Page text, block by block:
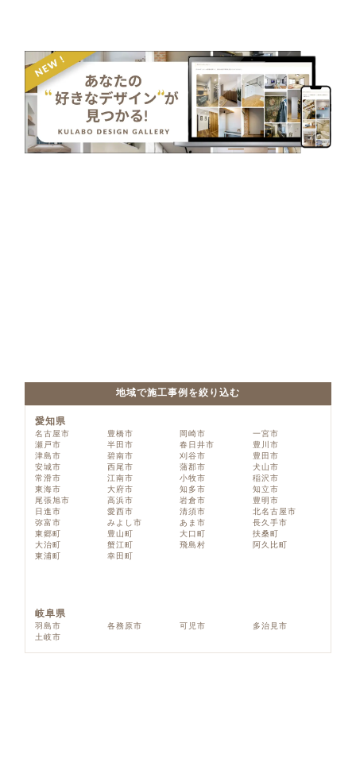
地域で施工事例を絞り込む
愛知県
名古屋市 豊橋市 岡崎市
一宮市
瀬戸市
半田市 春日井市
豊川市
津島市
碧南市 刈谷市
豊田市
安城市
西尾市 蒲郡市
犬山市
常滑市
江南市 小牧市
稲沢市
東海市
大府市 知多市
知立市
尾張旭市
高浜市 岩倉市
豊明市
日進市
愛西市 清須市
北名古屋市
弥富市
みよし市 あま市
長久手市
東郷町
豊山町 大口町
扶桑町
大治町
蟹江町 飛島村
阿久比町
東浦町
幸田町
岐阜県
羽島市 各務原市 可児市
多治見市
土岐市